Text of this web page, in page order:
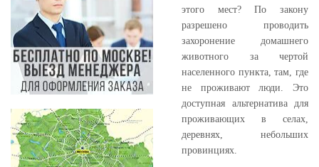
этого мест? По закону
разрешено проводить
захоронение домашнего
животного за чертой
населенного пункта, там, где
не проживают люди. Это
доступная альтернатива для
проживающих в селах,
деревнях, небольших
провинциях.